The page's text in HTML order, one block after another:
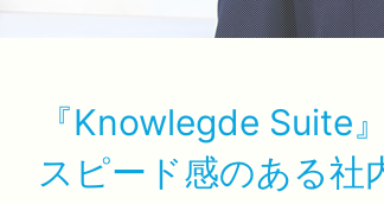
『Knowlegde Suite
スピード感のある社